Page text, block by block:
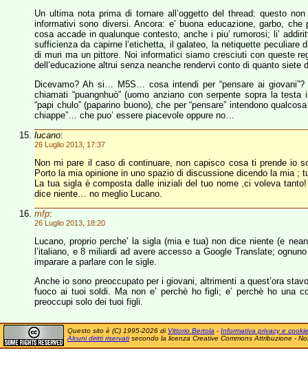
Un ultima nota prima di tornare all’oggetto del thread: questo
informativi sono diversi. Ancora: e’ buona educazione, garbo,
cosa accade in qualunque contesto, anche i piu’ rumorosi; li’
sufficienza da capirne l’etichetta, il galateo, la netiquette peculiare
di muri ma un pittore. Noi informatici siamo cresciuti con queste
dell’educazione altrui senza neanche rendervi conto di quanto siete
Dicevamo? Ah si… M5S… cosa intendi per “pensare ai
chiamati “puangnhuò” (uomo anziano con serpente sopra la
“papi chulo” (paparino buono), che per “pensare” intendono
chiappe”… che puo’ essere piacevole oppure no…
lucano:
26 Luglio 2013, 17:37
Non mi pare il caso di continuare, non capisco cosa ti prende io
Porto la mia opinione in uno spazio di discussione dicendo la mia ;
La tua sigla è composta dalle iniziali del tuo nome ,ci voleva
dice niente… no meglio Lucano.
mfp:
26 Luglio 2013, 18:20
Lucano, proprio perche’ la sigla (mia e tua) non dice niente (e
l’italiano, e 8 miliardi ad avere accesso a Google Translate;
imparare a parlare con le sigle.
Anche io sono preoccupato per i giovani, altrimenti a quest’ora
fuoco ai tuoi soldi. Ma non e’ perchè ho figli; e’ perchè ho una
preoccupi solo dei tuoi figli.
Questo sito è (C) 1995-2026 di Vittorio Bertola - Informativa privacy e cookie
Alcuni diritti riservatisecondo la licenza Creative Commons Attribuzione -